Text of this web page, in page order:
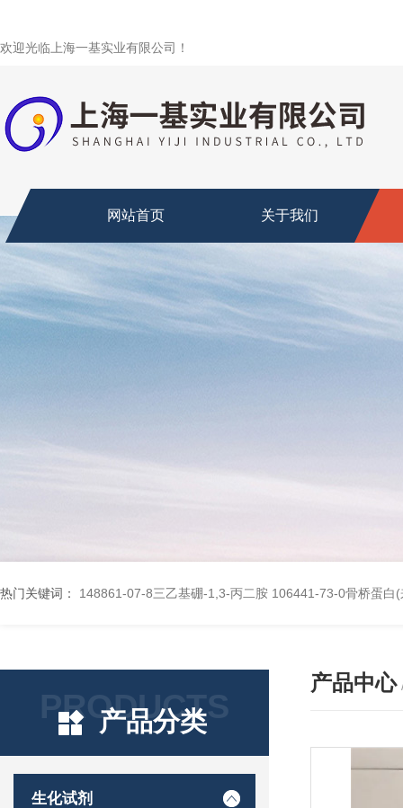
欢迎光临上海一基实业有限公司！
网站首页 关于我们
热门关键词： 148861-07-8三乙基硼-1,3-丙二胺 106441-73-0骨桥蛋白
PRODUCTS
产品分类
生化试剂
产品中心